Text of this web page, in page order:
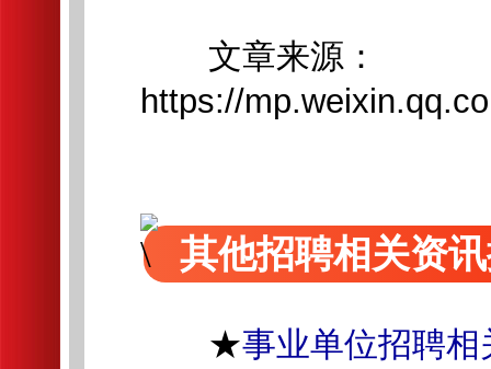
文章来源：
https://
其他招聘相关资
★事业单位招聘相